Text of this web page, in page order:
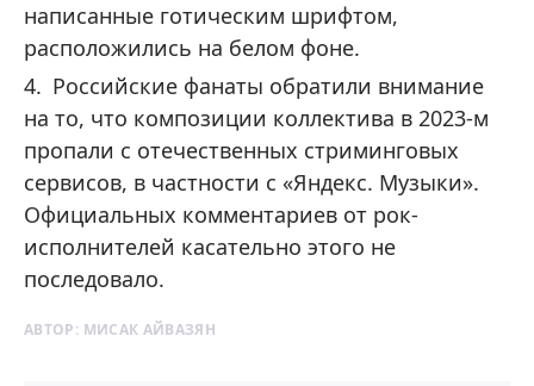
написанные готическим шрифтом,
расположились на белом фоне.
Российские фанаты обратили внимание
на то, что композиции коллектива в 2023-м
пропали с отечественных стриминговых
сервисов, в частности с «Яндекс. Музыки».
Официальных комментариев от рок-
исполнителей касательно этого не
последовало.
АВТОР: МИСАК АЙВАЗЯН